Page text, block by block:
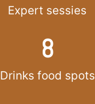
Expert sessies
Drinks food spots
8